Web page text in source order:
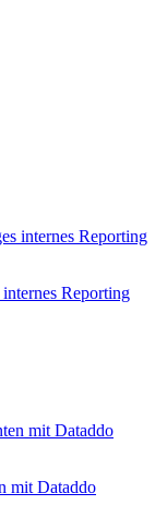
Reporting
mit Dataddo